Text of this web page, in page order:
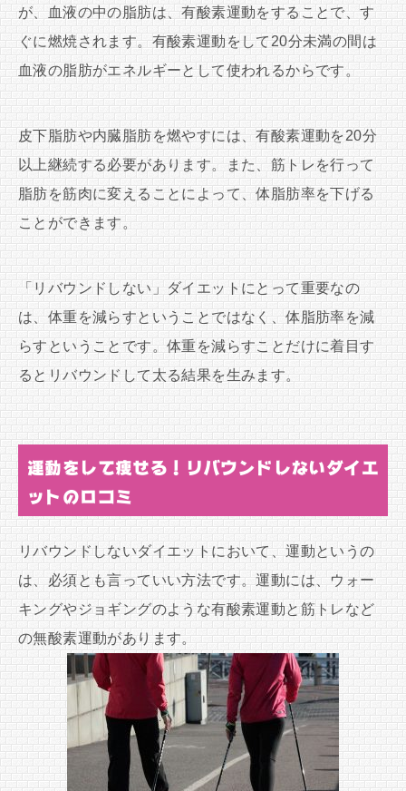
が、血液の中の脂肪は、有酸素運動をすることで、す
ぐに燃焼されます。有酸素運動をして20分未満の間は
血液の脂肪がエネルギーとして使われるからです。
皮下脂肪や内臓脂肪を燃やすには、有酸素運動を20分
以上継続する必要があります。また、筋トレを行って
脂肪を筋肉に変えることによって、体脂肪率を下げる
ことができます。
「リバウンドしない」ダイエットにとって重要なの
は、体重を減らすということではなく、体脂肪率を減
らすということです。体重を減らすことだけに着目す
るとリバウンドして太る結果を生みます。
運動をして痩せる！リバウンドしないダイエ
ットの口コミ
リバウンドしないダイエットにおいて、運動というの
は、必須とも言っていい方法です。運動には、ウォー
キングやジョギングのような有酸素運動と筋トレなど
の無酸素運動があります。